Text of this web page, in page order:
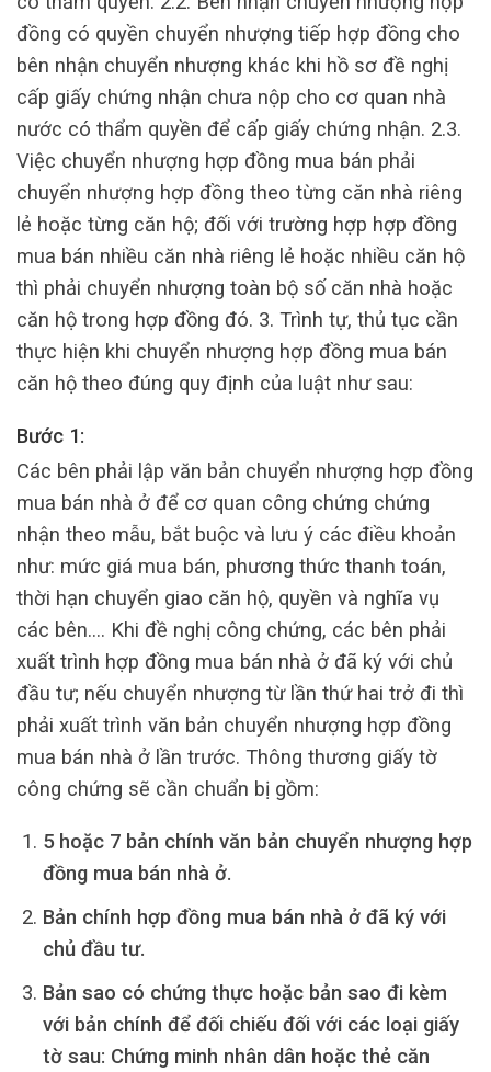
đồng có quyền chuyển nhượng tiếp hợp đồng cho
bên nhận chuyển nhượng khác khi hồ sơ đề nghị
cấp giấy chứng nhận chưa nộp cho cơ quan nhà
nước có thẩm quyền để cấp giấy chứng nhận. 2.3.
Việc chuyển nhượng hợp đồng mua bán phải
chuyển nhượng hợp đồng theo từng căn nhà riêng
lẻ hoặc từng căn hộ; đối với trường hợp hợp đồng
mua bán nhiều căn nhà riêng lẻ hoặc nhiều căn hộ
thì phải chuyển nhượng toàn bộ số căn nhà hoặc
căn hộ trong hợp đồng đó. 3. Trình tự, thủ tục cần
thực hiện khi chuyển nhượng hợp đồng mua bán
căn hộ theo đúng quy định của luật như sau:
Bước 1:
Các bên phải lập văn bản chuyển nhượng hợp đồng
mua bán nhà ở để cơ quan công chứng chứng
nhận theo mẫu, bắt buộc và lưu ý các điều khoản
như: mức giá mua bán, phương thức thanh toán,
thời hạn chuyển giao căn hộ, quyền và nghĩa vụ
các bên…. Khi đề nghị công chứng, các bên phải
xuất trình hợp đồng mua bán nhà ở đã ký với chủ
đầu tư; nếu chuyển nhượng từ lần thứ hai trở đi thì
phải xuất trình văn bản chuyển nhượng hợp đồng
mua bán nhà ở lần trước. Thông thương giấy tờ
công chứng sẽ cần chuẩn bị gồm:
5 hoặc 7 bản chính văn bản chuyển nhượng hợp
đồng mua bán nhà ở.
Bản chính hợp đồng mua bán nhà ở đã ký với
chủ đầu tư.
Bản sao có chứng thực hoặc bản sao đi kèm
với bản chính để đối chiếu đối với các loại giấy
tờ sau: Chứng minh nhân dân hoặc thẻ căn